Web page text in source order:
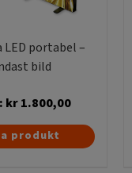
LED portabel –
bild
kr1.800,00
Den
här
produkt